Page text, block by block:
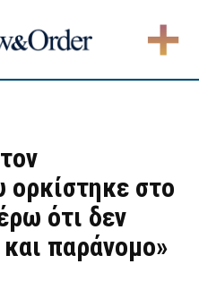
ορκίστηκε στο
ότι δεν
παράνομο»